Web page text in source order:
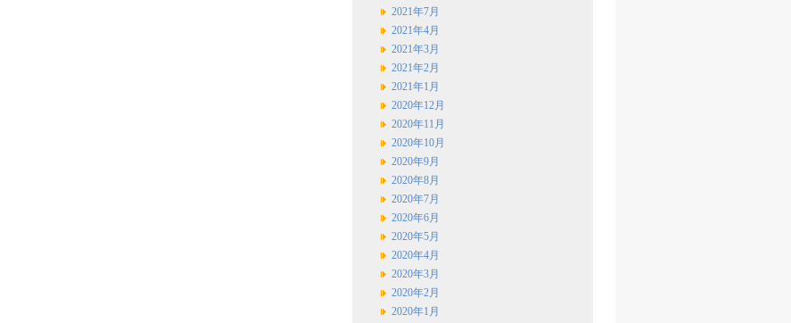
2021年7月
2021年4月
2021年3月
2021年2月
2021年1月
2020年12月
2020年11月
2020年10月
2020年9月
2020年8月
2020年7月
2020年6月
2020年5月
2020年4月
2020年3月
2020年2月
2020年1月